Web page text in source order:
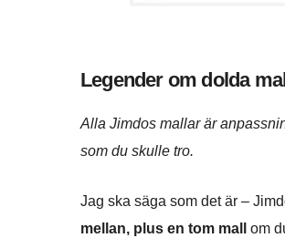
Legender om dolda
Alla Jimdos mallar är
som du skulle tro.
Jag ska säga som det är –
mellan, plus en tom mall
om